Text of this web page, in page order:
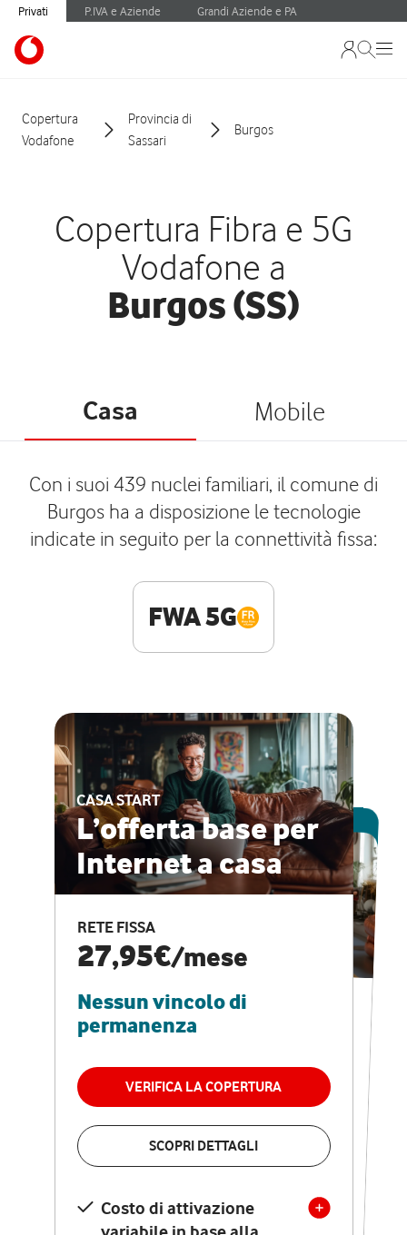
Privati P.IVA e Aziende Grandi Aziende e PA
Copertura
Vodafone
Provincia di
Sassari
Burgos
Copertura Fibra e 5G
Vodafone a
Burgos (SS)
Casa Mobile
Con i suoi 439 nuclei familiari, il comune di
Burgos ha a disposizione le tecnologie
indicate in seguito per la connettività fissa:
FWA 5G
CASA START
L’offerta base per
Internet a casa
RETE FISSA
27,95€/mese
Nessun vincolo di
permanenza
VERIFICA LA COPERTURA
SCOPRI DETTAGLI
Costo di attivazione
ESCLUSIVA ONLINE
CASA PRO
Internet veloce e
vantaggi speciali
RETE FISSA + VODAFONE CLUB
29,95€
permanenza
VERIFICA LA COPERTURA
Costo di attivazione
variabile in base alla